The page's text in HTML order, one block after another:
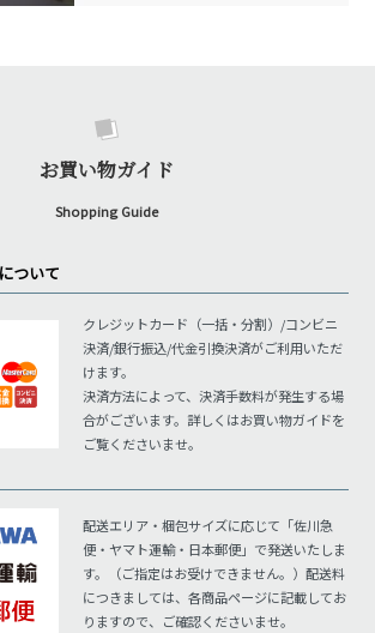
お買い物ガイド
Shopping Guide
ついて
クレジットカード（一括・分割）/コンビニ
決済/銀行振込/代金引換決済がご利用いただ
けます。
決済方法によって、決済手数料が発生する場
合がございます。詳しくはお買い物ガイドを
ご覧くださいませ。
配送エリア・梱包サイズに応じて「佐川急
便・ヤマト運輸・日本郵便」で発送いたしま
す。（ご指定はお受けできません。）配送料
につきましては、各商品ページに記載してお
りますので、ご確認くださいませ。